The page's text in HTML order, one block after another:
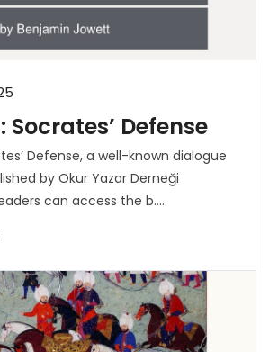
Defense
Defense, a well-known dialogue
by Okur Yazar Derneği
can access the b....